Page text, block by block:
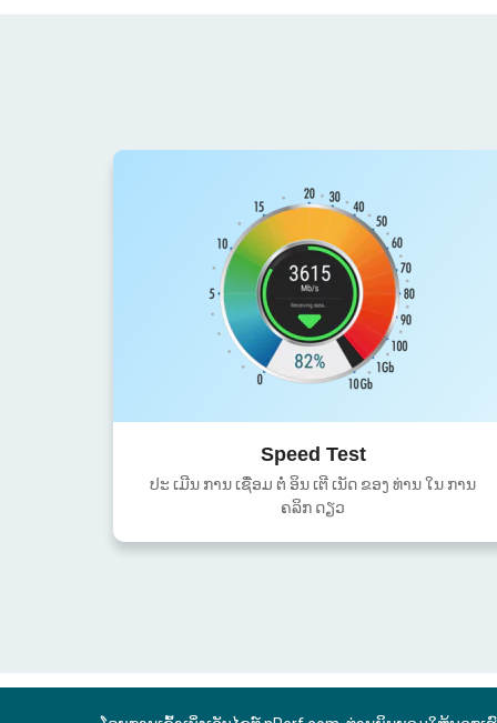
Speed Test
ປະ ເມີນ ການ ເຊື່ອມ ຕໍ່ ອິນ ເຕີ ເນັດ ຂອງ ທ່ານ ໃນ ການ
ຄລິກ ດຽວ